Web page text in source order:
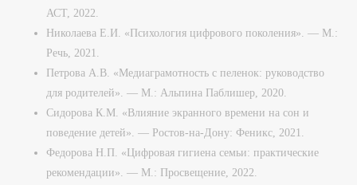
АСТ, 2022.
Николаева Е.И. «Психология цифрового поколения». — М.:
Речь, 2021.
Петрова А.В. «Медиаграмотность с пеленок: руководство
для родителей». — М.: Альпина Паблишер, 2020.
Сидорова К.М. «Влияние экранного времени на сон и
поведение детей». — Ростов-на-Дону: Феникс, 2021.
Федорова Н.П. «Цифровая гигиена семьи: практические
рекомендации». — М.: Просвещение, 2022.